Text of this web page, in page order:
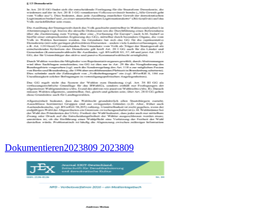
Dokumentieren2023809 2023809